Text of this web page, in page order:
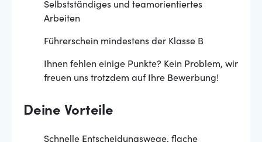
Selbstständiges und teamorientiertes
Arbeiten
Führerschein mindestens der Klasse B
Ihnen fehlen einige Punkte? Kein Problem, wir
freuen uns trotzdem auf Ihre Bewerbung!
Deine Vorteile
Schnelle Entscheidungswege, flache